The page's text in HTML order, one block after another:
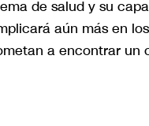
de salud y su
aún más en
a encontrar un